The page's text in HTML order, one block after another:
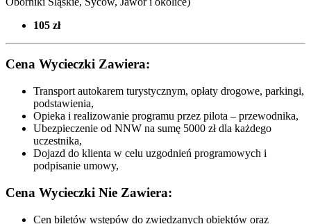
105 zł
Cena Wycieczki Zawiera:
Transport autokarem turystycznym, opłaty drogowe, parkingi,
podstawienia,
Opieka i realizowanie programu przez pilota – przewodnika,
Ubezpieczenie od NNW na sumę 5000 zł dla każdego
uczestnika,
Dojazd do klienta w celu uzgodnień programowych i
podpisanie umowy,
Cena Wycieczki Nie Zawiera:
Cen biletów wstępów do zwiedzanych obiektów oraz